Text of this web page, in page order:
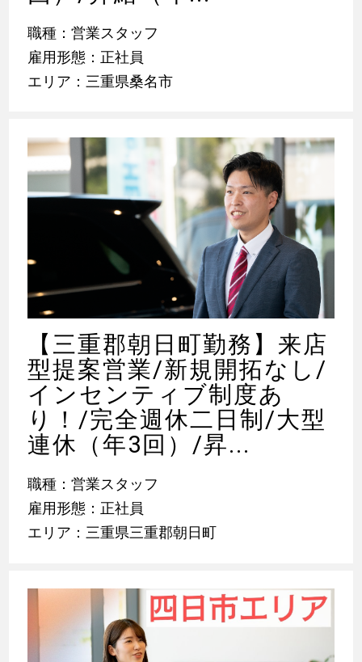
職種：営業スタッフ
雇用形態：正社員
エリア：三重県桑名市
【三重郡朝日町勤務】来店
型提案営業/新規開拓なし/
インセンティブ制度あ
り！/完全週休二日制/大型
連休（年3回）/昇...
職種：営業スタッフ
雇用形態：正社員
エリア：三重県三重郡朝日町